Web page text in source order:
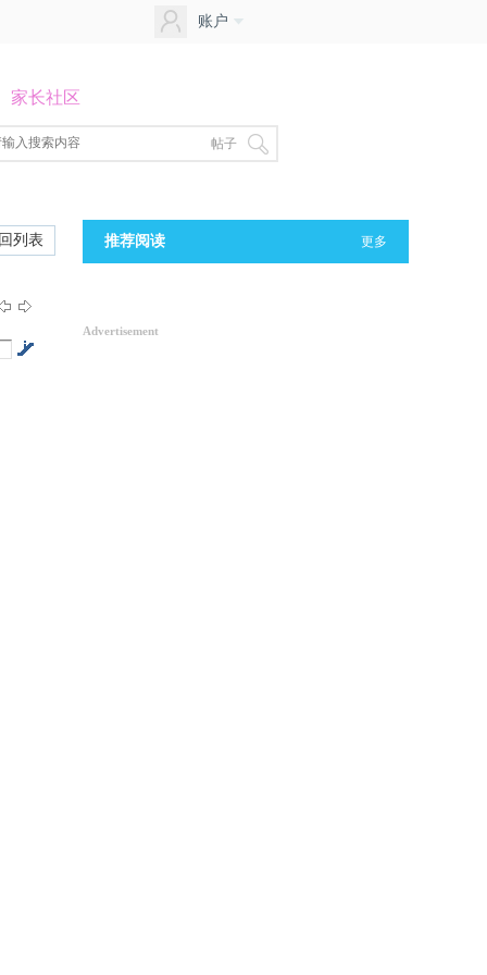
账户
家长社区
帖子
列表 推荐阅读 更多
Advertisement